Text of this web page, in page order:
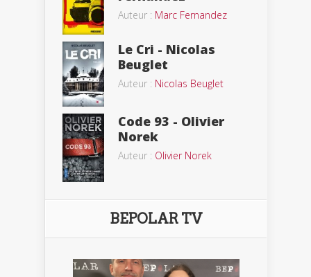
Auteur : Marc Fernandez
Le Cri - Nicolas
Beuglet
Auteur : Nicolas Beuglet
Code 93 - Olivier
Norek
Auteur : Olivier Norek
BEPOLAR TV